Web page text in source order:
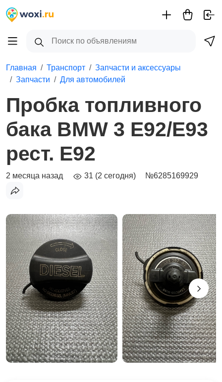
Главная Транспорт
Запчасти и аксессуары
Запчасти
Для автомобилей
Пробка топливного
бака BMW 3 E92/E93
рест. E92
2 месяца назад 31 (2 сегодня) №6285169929